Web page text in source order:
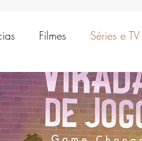
Filmes Séries e TV